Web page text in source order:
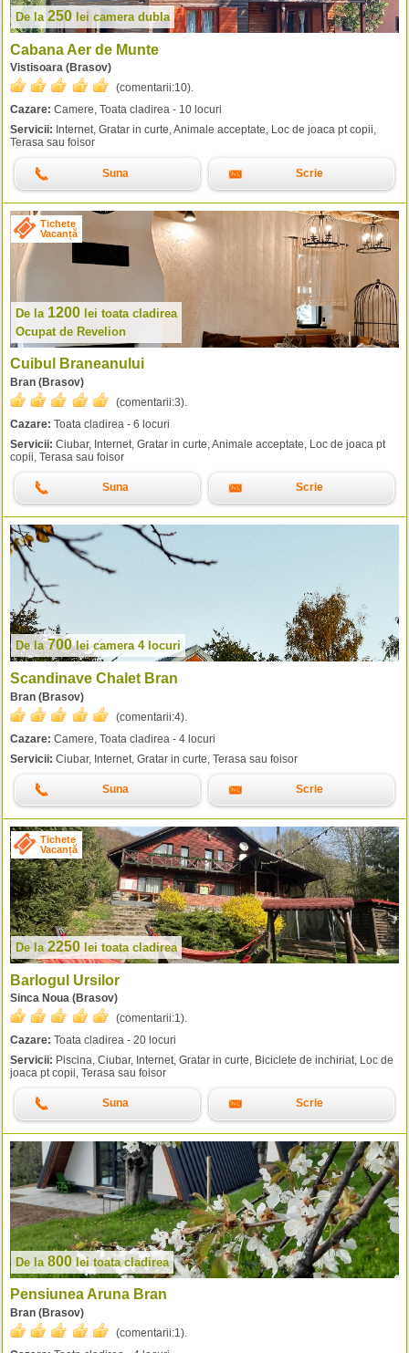
De la 250 lei camera dubla
Cabana Aer de Munte
Vistisoara (Brasov)
(comentarii:10).
Cazare: Camere, Toata cladirea - 10 locuri
Servicii: Internet, Gratar in curte, Animale acceptate, Loc de joaca pt copii,
Terasa sau foisor
Suna Scrie
Tichete
Vacanță
De la 1200 lei toata cladirea
Ocupat de Revelion
Cuibul Braneanului
Bran (Brasov)
(comentarii:3).
Cazare: Toata cladirea - 6 locuri
Servicii: Ciubar, Internet, Gratar in curte, Animale acceptate, Loc de joaca pt
copii, Terasa sau foisor
Suna Scrie
De la700leicamera 4 locuri
Scandinave Chalet Bran
Bran (Brasov)
(comentarii:4).
Cazare: Camere, Toata cladirea - 4 locuri
Servicii: Ciubar, Internet, Gratar in curte, Terasa sau foisor
Suna Scrie
Tichete
Vacanță
De la 2250 lei toata cladirea
Barlogul Ursilor
Sinca Noua (Brasov)
(comentarii:1).
Cazare: Toata cladirea - 20 locuri
Servicii: Piscina, Ciubar, Internet, Gratar in curte, Biciclete de inchiriat, Loc de
joaca pt copii, Terasa sau foisor
Suna Scrie
De la 800 lei toata cladirea
Pensiunea Aruna Bran
Bran (Brasov)
(comentarii:1 ).